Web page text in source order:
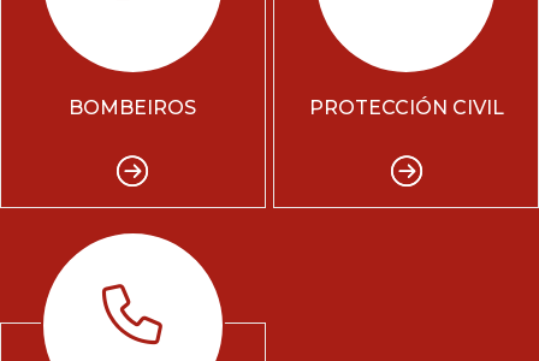
BOMBEIROS PROTECCIÓN CIVIL